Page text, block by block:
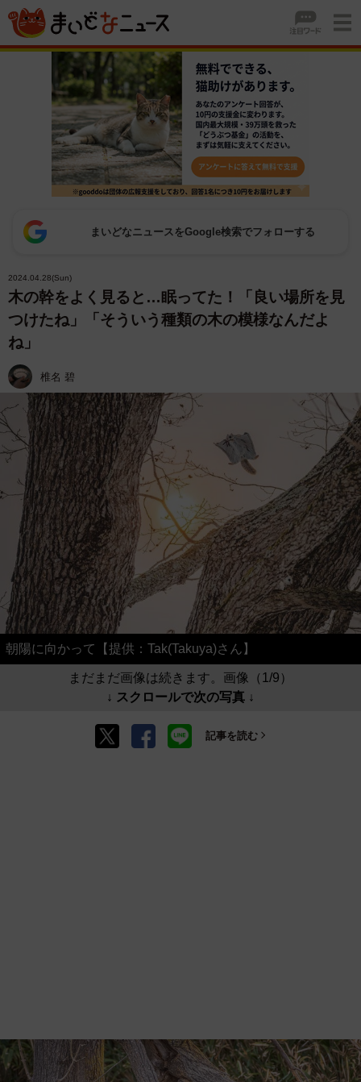
まいどなニュースをGoogle検索でフォローする
2024.04.28(Sun)
木の幹をよく見ると…眠ってた！「良い場所を見
つけたね」「そういう種類の木の模様なんだよ
ね」
椎名 碧
朝陽に向かって【提供：Tak(Takuya)さん】
まだまだ画像は続きます。画像（1/9）
↓ スクロールで次の写真 ↓
記事を読む